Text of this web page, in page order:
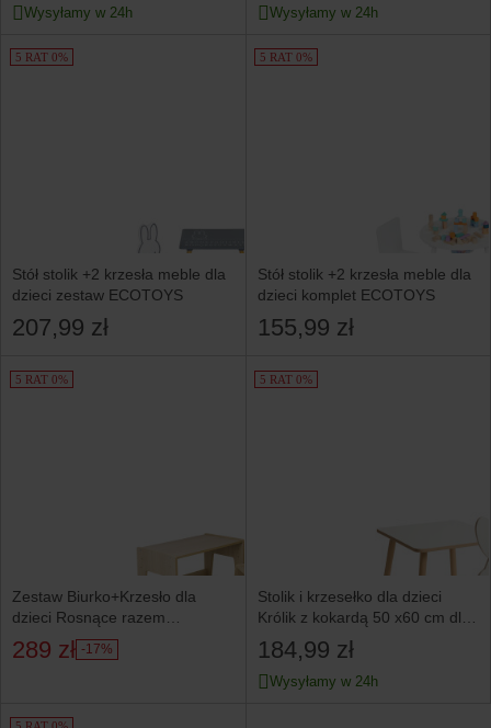
Wysyłamy w 24h Wysyłamy w 24h
5 RAT 0%
Stół stolik +2 krzesła meble dla
dzieci zestaw ECOTOYS
207,99 zł
5 RAT 0%
Stół stolik +2 krzesła meble dla
dzieci komplet ECOTOYS
155,99 zł
5 RAT 0%
Zestaw Biurko+Krzesło dla
dzieci Rosnące razem
z dzieckiem, 2-8 lat Dąb
289 zł -17%
5 RAT 0%
Stolik i krzesełko dla dzieci
Królik z kokardą 50 x60 cm dla
dziewczynki
184,99 zł
Wysyłamy w 24h